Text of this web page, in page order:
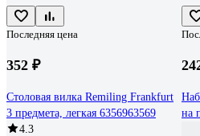
Последняя цена
352 ₽
Столовая вилка Remiling Frankfurt
3 предмета, легкая 6356963569
4.3
на